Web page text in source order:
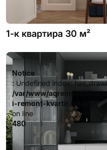
1-к квартира 30 м²
Notice
: Undefined index:
/var/www/aqremont/data/
i-remont-kvartir.tpl.php
on line
480